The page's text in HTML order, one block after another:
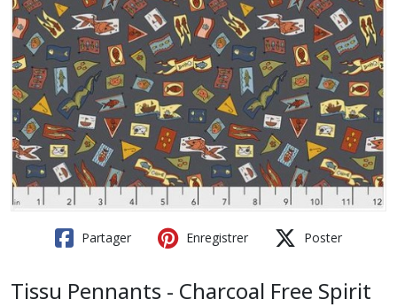
Partager Enregistrer Poster
Tissu Pennants - Charcoal Free Spirit